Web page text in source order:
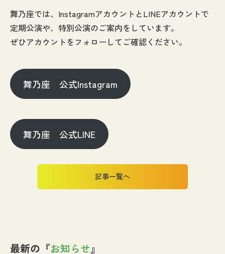
舞乃座では、InstagramアカウントとLINEアカウントで
定期公演や、特別公演のご案内をしています。
ぜひアカウントをフォローしてご確認ください。
舞乃座 公式Instagram
舞乃座 公式LINE
記事一覧へ
最新の『お知らせ』